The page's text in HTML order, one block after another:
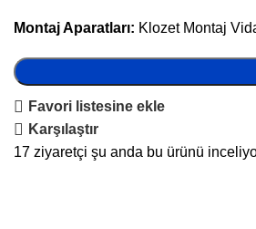
Montaj Aparatları: Klozet Montaj
Favori listesine ekle
Karşılaştır
17 ziyaretçi şu anda bu ürünü